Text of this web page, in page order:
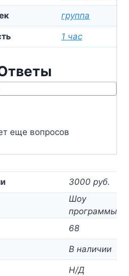
группа
1 час
еще вопросов
3000 руб.
Шоу
программы
68
В наличии
Н/Д